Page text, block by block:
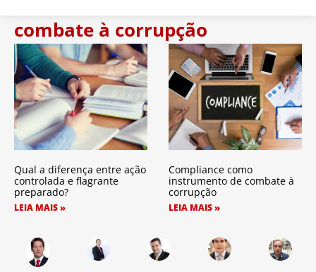
combate à corrupção
Qual a diferença entre ação
controlada e flagrante
preparado?
LEIA MAIS »
Compliance como
instrumento de combate à
corrupção
LEIA MAIS »